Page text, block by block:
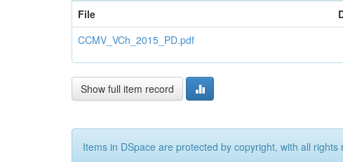
File
CCMV_VCh_2015_PD.pdf
Show full item record
Items in DSpace are protected by copyright, with all